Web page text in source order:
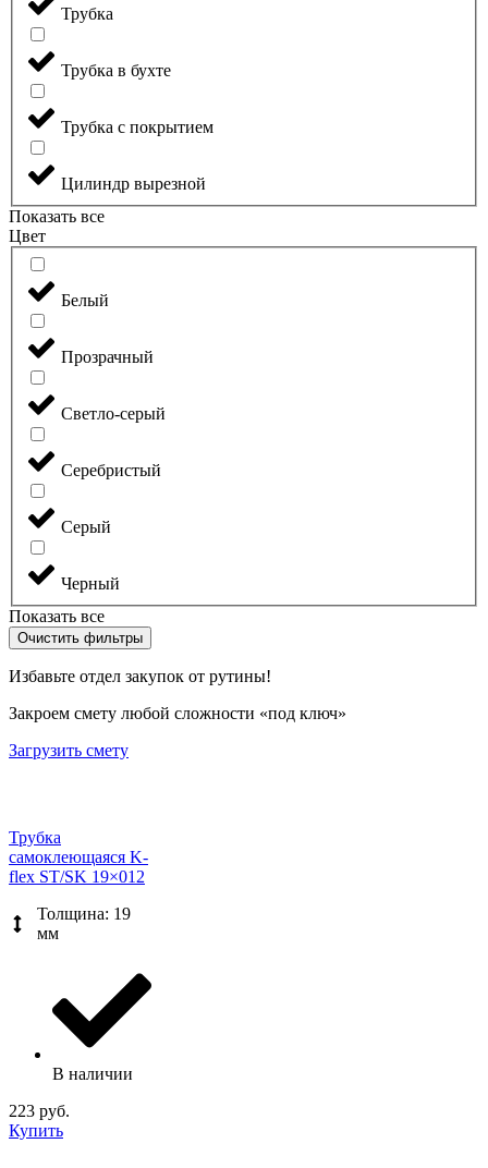
Трубка
Трубка в бухте
Трубка с покрытием
Цилиндр вырезной
Показать все
Цвет
Белый
Прозрачный
Светло-серый
Серебристый
Серый
Черный
Показать все
Очистить фильтры
Избавьте отдел закупок от рутины!
Закроем смету любой сложности «под ключ»
Загрузить смету
Трубка
самоклеющаяся K-
flex ST/SK 19×012
Толщина: 19
мм
В наличии
223 руб.
Купить